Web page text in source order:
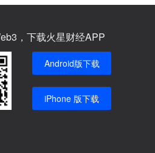
，下载火星财经APP
Android版下载
iPhone 版下载